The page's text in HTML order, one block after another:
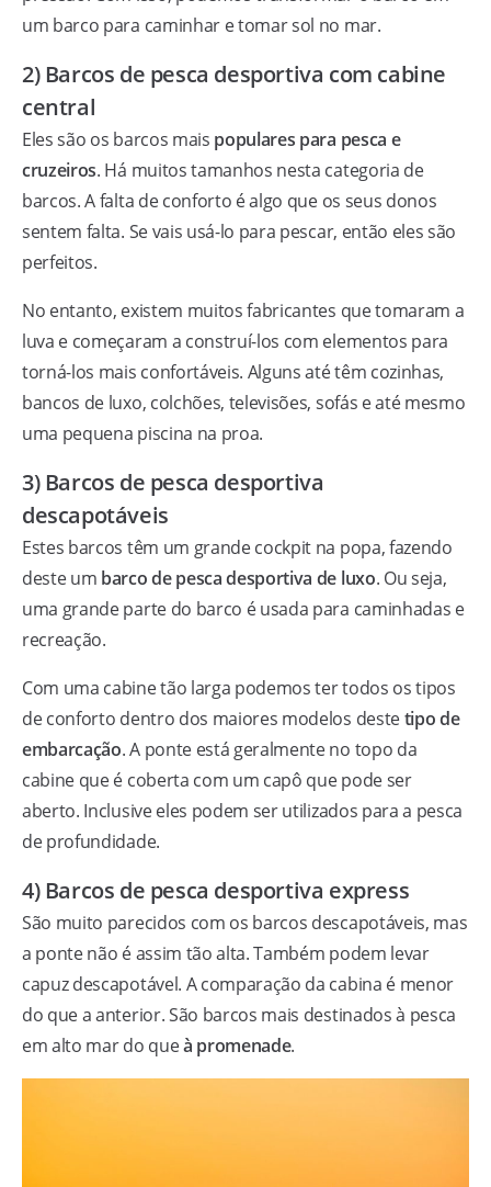
um barco para caminhar e tomar sol no mar.
2) Barcos de pesca desportiva com cabine
central
Eles são os barcos mais populares para pesca e
cruzeiros. Há muitos tamanhos nesta categoria de
barcos. A falta de conforto é algo que os seus donos
sentem falta. Se vais usá-lo para pescar, então eles são
perfeitos.
No entanto, existem muitos fabricantes que tomaram a
luva e começaram a construí-los com elementos para
torná-los mais confortáveis. Alguns até têm cozinhas,
bancos de luxo, colchões, televisões, sofás e até mesmo
uma pequena piscina na proa.
3) Barcos de pesca desportiva
descapotáveis
Estes barcos têm um grande cockpit na popa, fazendo
deste um barco de pesca desportiva de luxo. Ou seja,
uma grande parte do barco é usada para caminhadas e
recreação.
Com uma cabine tão larga podemos ter todos os tipos
de conforto dentro dos maiores modelos destetipo de
embarcação. A ponte está geralmente no topo da
cabine que é coberta com um capô que pode ser
aberto. Inclusive eles podem ser utilizados para a pesca
de profundidade.
4) Barcos de pesca desportiva express
São muito parecidos com os barcos descapotáveis, mas
a ponte não é assim tão alta. Também podem levar
capuz descapotável. A comparação da cabina é menor
do que a anterior. São barcos mais destinados à pesca
em alto mar do queà promenade.